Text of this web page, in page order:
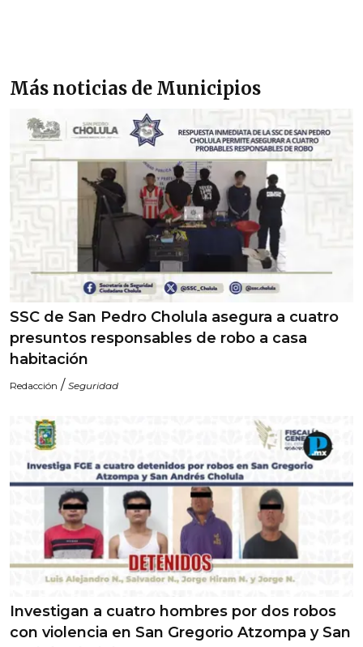
Más noticias de Municipios
SSC de San Pedro Cholula asegura a cuatro
presuntos responsables de robo a casa
habitación
Redacción / Seguridad
Investigan a cuatro hombres por dos robos
con violencia en San Gregorio Atzompa y San